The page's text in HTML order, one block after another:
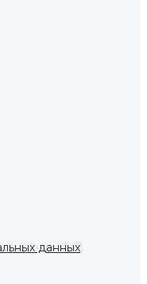
данных